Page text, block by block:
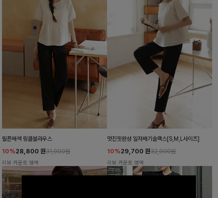
릴픈배색 링클블라우스
10%28,800 원31,900원
리뷰 카운트 영역
멋진핏완성 일자배기슬랙스[S,M,L사이즈]
10%29,700 원32,900원
리뷰 카운트 영역